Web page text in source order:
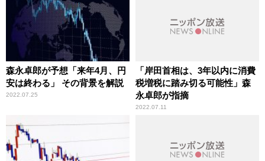
森永卓郎が予想「来年4月、円
安は終わる」 その背景を解説
2022.07.25
「岸田首相は、3年以内に消費
税増税に踏み切る可能性」森
永卓郎が指摘
2022.07.11